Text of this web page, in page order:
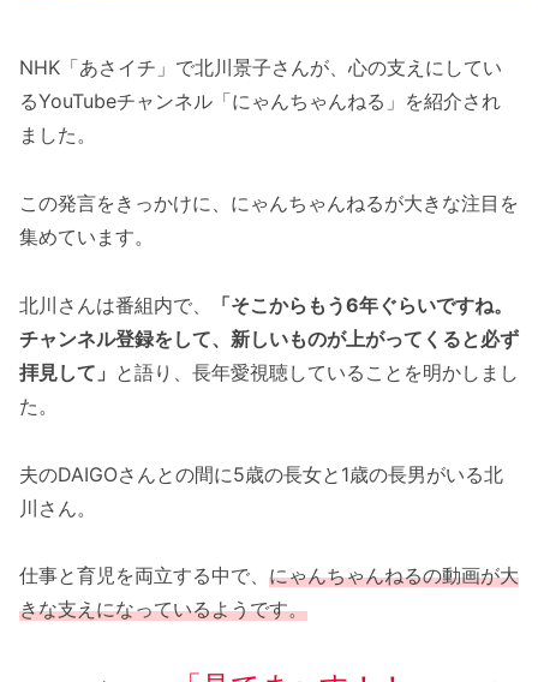
NHK「あさイチ」で北川景子さんが、心の支えにしてい
るYouTubeチャンネル「にゃんちゃんねる」を紹介され
ました。
この発言をきっかけに、にゃんちゃんねるが大きな注目を
集めています。
北川さんは番組内で、
「そこからもう6年ぐらいですね。
チャンネル登録をして、新しいものが上がってくると必ず
拝見して」 と語り、長年愛視聴していることを明かしまし
た。
夫のDAIGOさんとの間に5歳の長女と1歳の長男がいる北
川さん。
仕事と育児を両立する中で、 にゃんちゃんねるの動画が大
きな支えになっているようです。